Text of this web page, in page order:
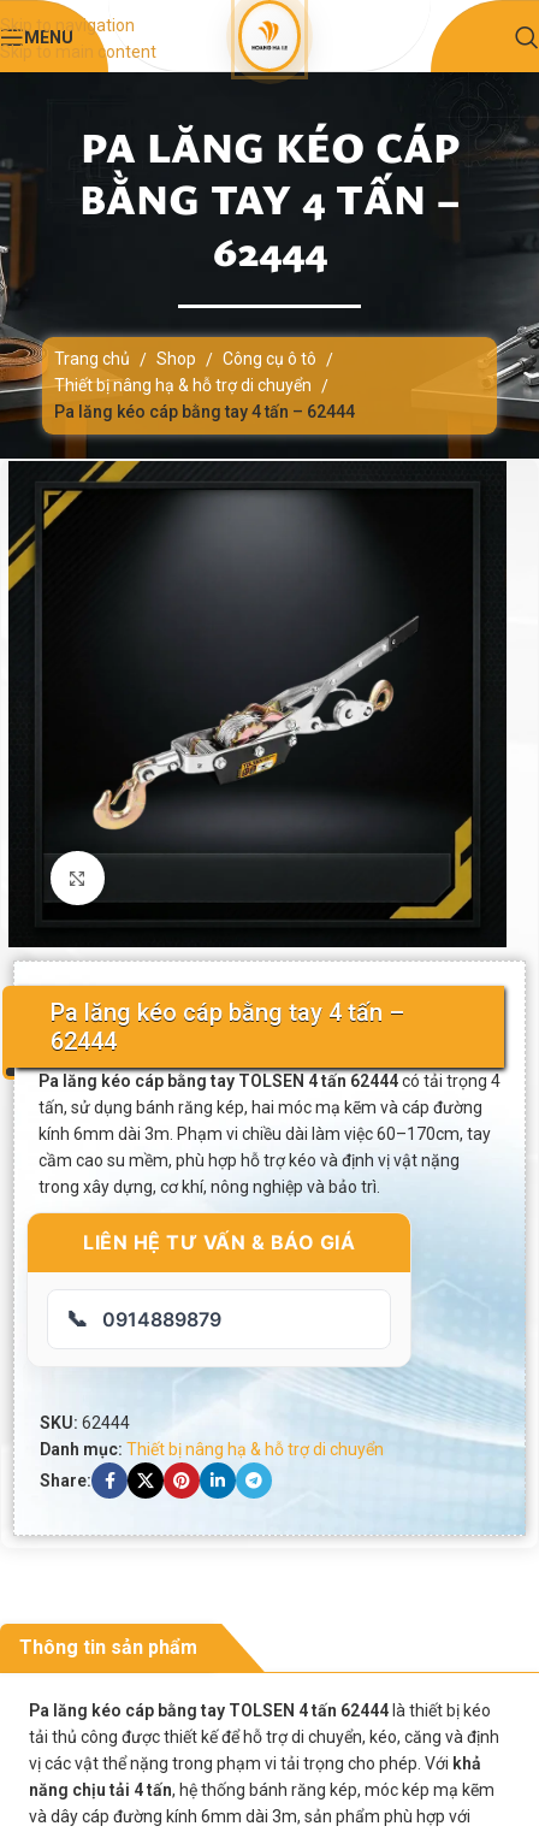
Skip to navigation
Skip to main content
MENU
PA LĂNG KÉO CÁP
BẰNG TAY 4 TẤN –
62444
Trang chủ / Shop / Công cụ ô tô /
Thiết bị nâng hạ & hỗ trợ di chuyển /
Pa lăng kéo cáp bằng tay 4 tấn – 62444
Click to enlarge
Pa lăng kéo cáp bằng tay 4 tấn –
62444
Pa lăng kéo cáp bằng tay TOLSEN 4 tấn 62444có tải trọng 4
tấn, sử dụng bánh răng kép, hai móc mạ kẽm và cáp đường
kính 6mm dài 3m. Phạm vi chiều dài làm việc 60–170cm, tay
cầm cao su mềm, phù hợp hỗ trợ kéo và định vị vật nặng
trong xây dựng, cơ khí, nông nghiệp và bảo trì.
LIÊN HỆ TƯ VẤN & BÁO GIÁ
📞 0914889879
SKU: 62444
Danh mục: Thiết bị nâng hạ & hỗ trợ di chuyển
Share:
Thông tin sản phẩm
Pa lăng kéo cáp bằng tay TOLSEN 4 tấn 62444 là thiết bị kéo
tải thủ công được thiết kế để hỗ trợ di chuyển, kéo, căng và định
vị các vật thể nặng trong phạm vi tải trọng cho phép. Với khả
năng chịu tải 4 tấn, hệ thống bánh răng kép, móc kép mạ kẽm
và dây cáp đường kính 6mm dài 3m, sản phẩm phù hợp với